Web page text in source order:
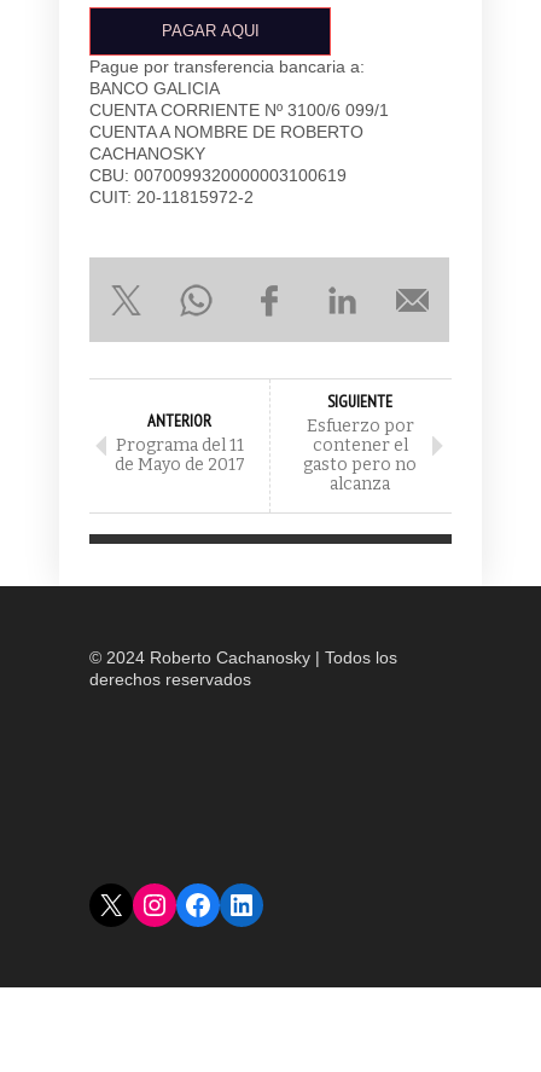
Pague por transferencia bancaria a:
BANCO GALICIA
CUENTA CORRIENTE Nº 3100/6 099/1
CUENTA A NOMBRE DE ROBERTO
CACHANOSKY
CBU: 0070099320000003100619
CUIT: 20-11815972-2
ANTERIOR
Programa del 11
de Mayo de 2017
SIGUIENTE
Esfuerzo por
contener el
gasto pero no
alcanza
© 2024 Roberto Cachanosky | Todos los
derechos reservados
X Instagram
Facebook
LinkedIn